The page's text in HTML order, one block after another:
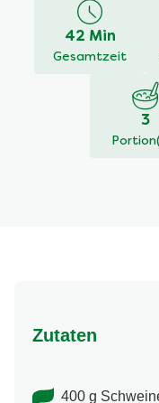
abgegeben42 Min
Gesamtzeit
3
Zutaten
400 g